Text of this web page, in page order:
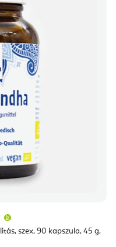
szex, 90 kapszula, 45 g,
átlagos
értékelése